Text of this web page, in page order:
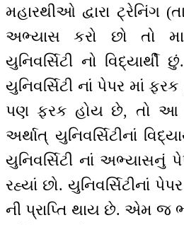
મહારથીઓ દ્વારા ટ્રેનિંગ
અભ્યાસ કરો છો તો
યુનિવર્સિટી નો
યુનિવર્સિટી નાં પેપર માં
પણ ફરક હોય છે, તો આ
અર્થાત્ યુનિવર્સિટીનાં
યુનિવર્સિટી નાં અભ્યાસનું
રહ્યાં છો. યુનિવર્સિટીનાં
ની પ્રાપ્તિ થાય છે. એમ જ